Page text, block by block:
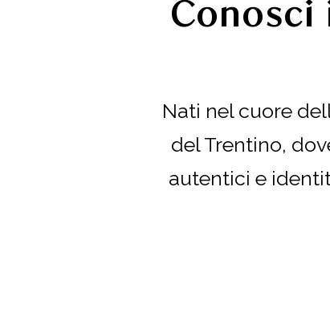
Conosci
Nati nel cuore
del Trentino,
autentici e